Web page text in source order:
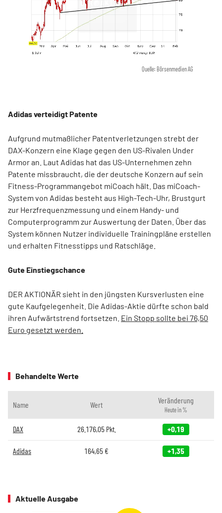
Quelle: Börsenmedien AG
Adidas verteidigt Patente
Aufgrund mutmaßlicher Patentverletzungen strebt der
DAX-Konzern eine Klage gegen den US-Rivalen Under
Armor an. Laut Adidas hat das US-Unternehmen zehn
Patente missbraucht, die der deutsche Konzern auf sein
Fitness-Programmangebot miCoach hält. Das miCoach-
System von Adidas besteht aus High-Tech-Uhr, Brustgurt
zur Herzfrequenzmessung und einem Handy- und
Computerprogramm zur Auswertung der Daten. Über das
System können Nutzer individuelle Trainingpläne erstellen
und erhalten Fitnesstipps und Ratschläge.
Gute Einstiegschance
DER AKTIONÄR sieht in den jüngsten Kursverlusten eine
gute Kaufgelegenheit. Die Adidas-Aktie dürfte schon bald
ihren Aufwärtstrend fortsetzen. Ein Stopp sollte bei 76,50
Euro gesetzt werden.
Behandelte Werte
Name Wert Veränderung
Heute in %
DAX 26.176,05Pkt. +0,19
Adidas 164,65 € +1,35
Aktuelle Ausgabe